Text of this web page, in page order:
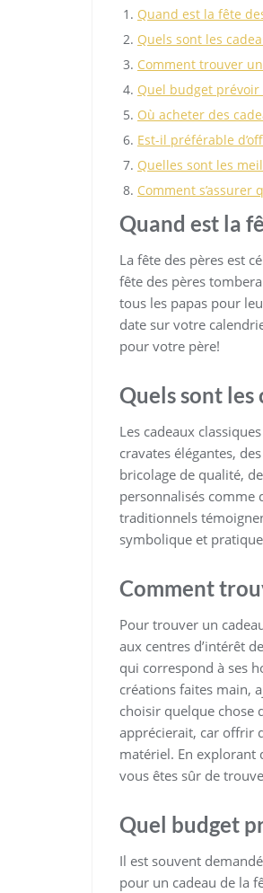
Quand est la fête
Quels sont les
Comment trouver
Quel budget
Où acheter des
Est-il préférable
Quelles sont les
Comment
Quand est la
La fête des pères est
fête des pères
tous les papas pour
date sur votre
pour votre père!
Quels sont les
Les cadeaux
cravates élégantes,
bricolage de qualité,
personnalisés comme
traditionnels
symbolique et
Comment
Pour trouver un
aux centres d’intérêt
qui correspond à ses
créations faites main,
choisir quelque chose
apprécierait, car offrir
matériel. En explorant
vous êtes sûr de
Quel budget
Il est souvent
pour un cadeau de la